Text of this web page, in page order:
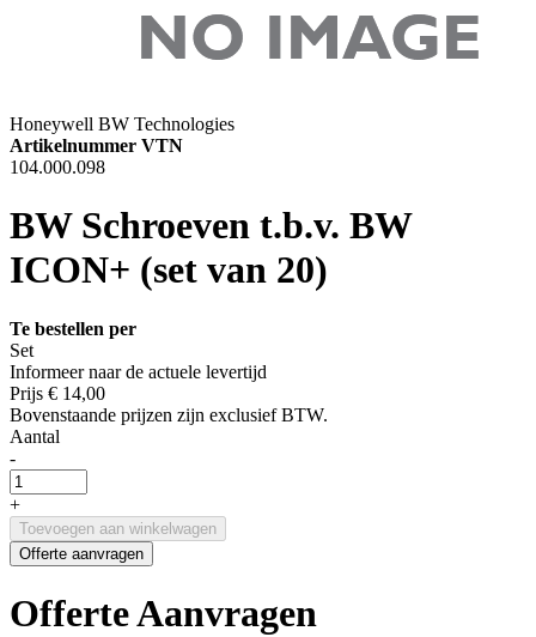
Honeywell BW Technologies
Artikelnummer VTN
104.000.098
BW Schroeven t.b.v. BW
ICON+ (set van 20)
Te bestellen per
Set
Informeer naar de actuele levertijd
Prijs € 14,00
Bovenstaande prijzen zijn exclusief BTW.
Aantal
-
+
Toevoegen aan winkelwagen
Offerte aanvragen
Offerte Aanvragen